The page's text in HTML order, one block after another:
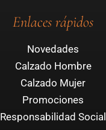
Enlaces rápidos
Novedades
Calzado Hombre
Calzado Mujer
Promociones
Responsabilidad Social